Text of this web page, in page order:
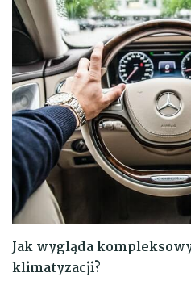
Jak wygląda
klimatyzacji?